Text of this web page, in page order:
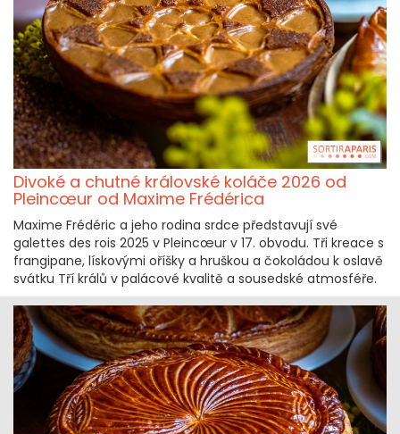
Divoké a chutné královské koláče 2026 od
Pleincœur od Maxime Frédérica
Maxime Frédéric a jeho rodina srdce představují své
galettes des rois 2025 v Pleincœur v 17. obvodu. Tři kreace s
frangipane, lískovými oříšky a hruškou a čokoládou k oslavě
svátku Tří králů v palácové kvalitě a sousedské atmosféře.